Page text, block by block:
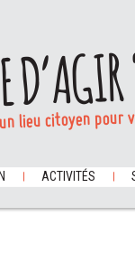
lieu citoyen
ACTIVITÉS